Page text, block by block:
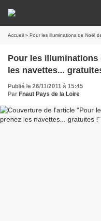
Accueil » Pour les illuminations de Noël
Pour les illuminations
les navettes...
Publié le 26/11/2011 à 15:45
Par Fnaut Pays de la Loire